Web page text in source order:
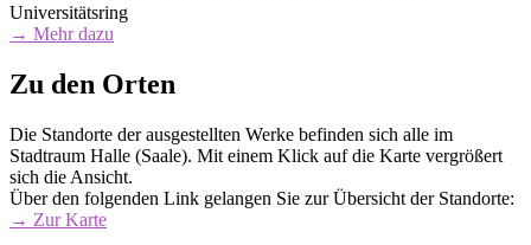
Universitätsring
→ Mehr dazu
Zu den Orten
Die Standorte der ausgestellten Werke befinden sich alle im
Stadtraum Halle (Saale). Mit einem Klick auf die Karte vergrößert
sich die Ansicht.
Über den folgenden Link gelangen Sie zur Übersicht der Standorte:
→ Zur Karte